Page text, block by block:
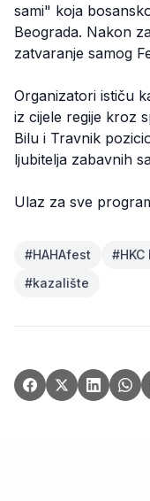
sami" koja
Beograda. Nakon
zatvaranje samog
Organizatori ističu
iz cijele regije kroz
Bilu i Travnik
ljubitelja zabavnih
Ulaz za sve
#HAHAfest #
#kazalište